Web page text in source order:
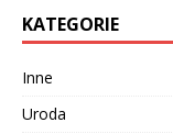
KATEGORIE
Inne
Uroda